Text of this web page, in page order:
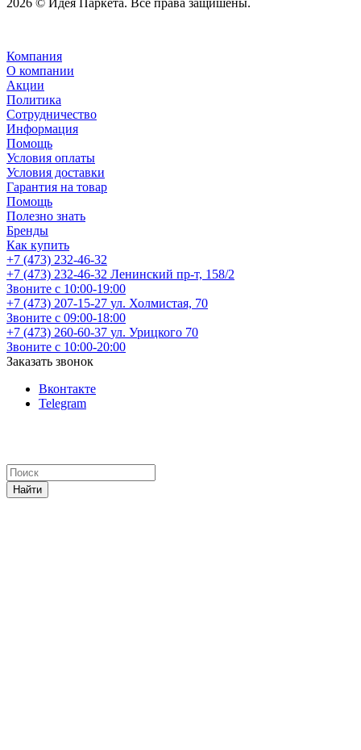
2026 © Идея Паркета. Все права защишены.
Компания
О компании
Акции
Политика
Сотрудничество
Информация
Помощь
Условия оплаты
Условия доставки
Гарантия на товар
Помощь
Полезно знать
Бренды
Как купить
+7 (473) 232-46-32
+7 (473) 232-46-32 Ленинский пр-т, 158/2
Звоните с 10:00-19:00
+7 (473) 207-15-27 ул. Холмистая, 70
Звоните с 09:00-18:00
+7 (473) 260-60-37 ул. Урицкого 70
Звоните с 10:00-20:00
Заказать звонок
Вконтакте
Telegram
Найти